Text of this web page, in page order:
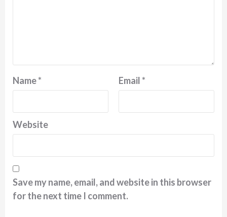
Name* Email*
Website
Save my name, email, and website in this browser
for the next time I comment.